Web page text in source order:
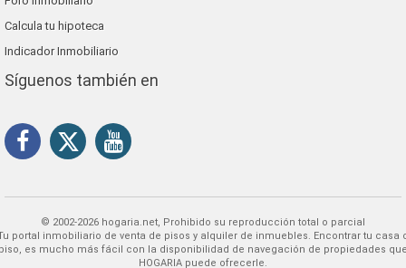
Calcula tu hipoteca
Indicador Inmobiliario
Síguenos también en
© 2002-2026 hogaria.net, Prohibido su reproducción total o parcial
Encontrar tu casa o
es mucho más fácil con la disponibilidad de navegación de propiedades
HOGARIA puede ofrecerle.